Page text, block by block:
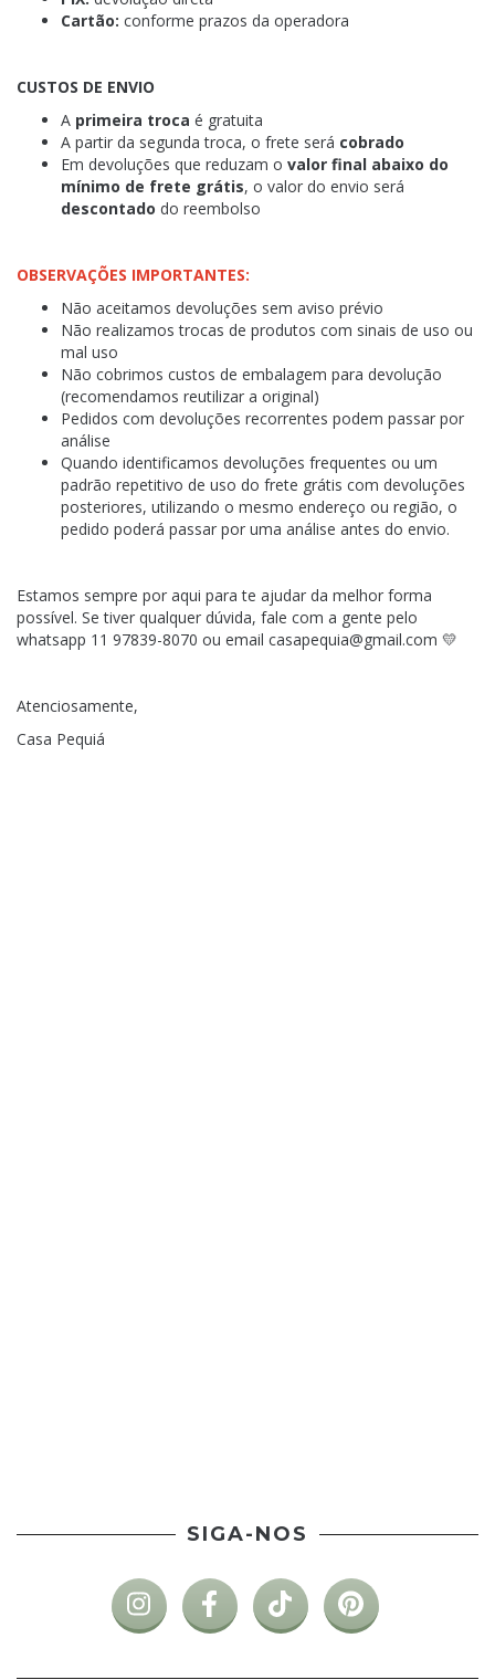
Cartão: conforme prazos da operadora
CUSTOS DE ENVIO
A primeira troca é gratuita
A partir da segunda troca, o frete será cobrado
Em devoluções que reduzam o valor final abaixo do
mínimo de frete grátis, o valor do envio será
descontado do reembolso
OBSERVAÇÕES IMPORTANTES:
Não aceitamos devoluções sem aviso prévio
Não realizamos trocas de produtos com sinais de uso ou
mal uso
Não cobrimos custos de embalagem para devolução
(recomendamos reutilizar a original)
Pedidos com devoluções recorrentes podem passar por
análise
Quando identificamos devoluções frequentes ou um
padrão repetitivo de uso do frete grátis com devoluções
posteriores, utilizando o mesmo endereço ou região, o
pedido poderá passar por uma análise antes do envio.
Estamos sempre por aqui para te ajudar da melhor forma
possível. Se tiver qualquer dúvida, fale com a gente pelo
whatsapp 11 97839-8070 ou email casapequia@gmail.com 💛
Atenciosamente,
Casa Pequiá
SIGA-NOS